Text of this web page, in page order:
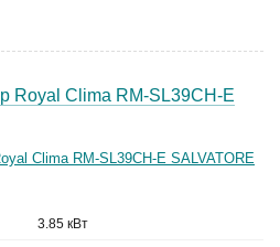
Royal Clima RM-SL39CH-E
3.85 кВт